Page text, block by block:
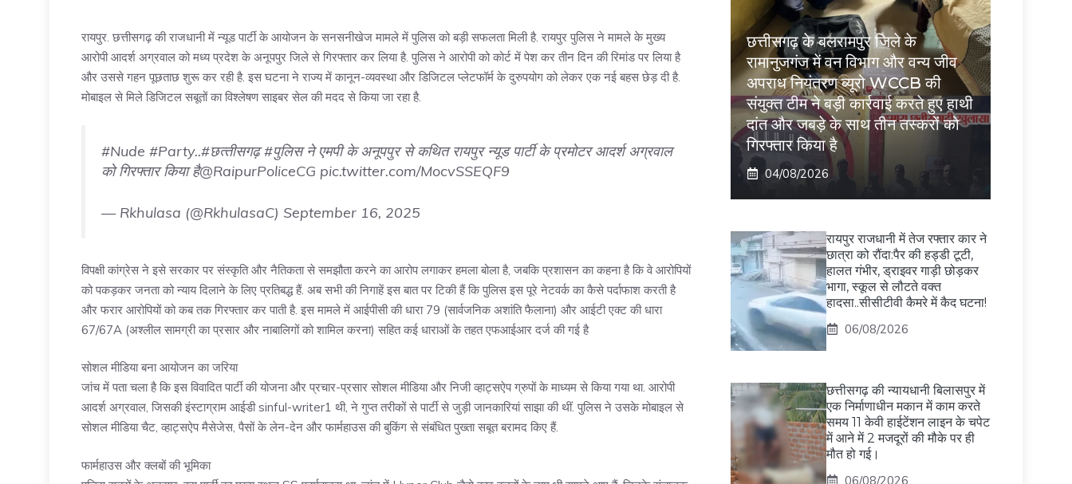
रायपुर. छत्तीसगढ़ की राजधानी में न्यूड पार्टी के आयोजन के सनसनीखेज मामले में पुलिस को बड़ी सफलता मिली है. रायपुर पुलिस ने मामले के मुख्य
आरोपी आदर्श अग्रवाल को मध्य प्रदेश के अनूपपुर जिले से गिरफ्तार कर लिया है. पुलिस ने आरोपी को कोर्ट में पेश कर तीन दिन की रिमांड पर लिया है
और उससे गहन पूछताछ शुरू कर रही है. इस घटना ने राज्य में कानून-व्यवस्था और डिजिटल प्लेटफॉर्म के दुरुपयोग को लेकर एक नई बहस छेड़ दी है.
मोबाइल से मिले डिजिटल सबूतों का विश्लेषण साइबर सेल की मदद से किया जा रहा है.
#Nude #Party..#छत्‍तीसगढ़ #पुलिसने एमपी के अनूपपुर से कथित रायपुर न्यूड पार्टी के प्रमोटर आदर्श अग्रवाल
को गिरफ्तार किया है@RaipurPoliceCG pic.twitter.com/MocvSSEQF9
— Rkhulasa (@RkhulasaC) September 16, 2025
विपक्षी कांग्रेस ने इसे सरकार पर संस्कृति और नैतिकता से समझौता करने का आरोप लगाकर हमला बोला है, जबकि प्रशासन का कहना है कि वे आरोपियों
को पकड़कर जनता को न्याय दिलाने के लिए प्रतिबद्ध हैं. अब सभी की निगाहें इस बात पर टिकी हैं कि पुलिस इस पूरे नेटवर्क का कैसे पर्दाफाश करती है
और फरार आरोपियों को कब तक गिरफ्तार कर पाती है. इस मामले में आईपीसी की धारा 79 (सार्वजनिक अशांति फैलाना) और आईटी एक्ट की धारा
67/67A (अश्लील सामग्री का प्रसार और नाबालिगों को शामिल करना) सहित कई धाराओं के तहत एफआईआर दर्ज की गई है
सोशल मीडिया बना आयोजन का जरिया
जांच में पता चला है कि इस विवादित पार्टी की योजना और प्रचार-प्रसार सोशल मीडिया और निजी व्हाट्सऐप ग्रुपों के माध्यम से किया गया था. आरोपी
आदर्श अग्रवाल, जिसकी इंस्टाग्राम आईडी sinful-writer1 थी, ने गुप्त तरीकों से पार्टी से जुड़ी जानकारियां साझा की थीं. पुलिस ने उसके मोबाइल से
सोशल मीडिया चैट, व्हाट्सऐप मैसेजेस, पैसों के लेन-देन और फार्महाउस की बुकिंग से संबंधित पुख्ता सबूत बरामद किए हैं.
फार्महाउस और क्लबों की भूमिका
छत्तीसगढ़ के बलरामपुर जिले के
रामानुजगंज में वन विभाग और वन्य जीव
अपराध नियंत्रण ब्यूरो WCCB की
संयुक्त टीम ने बड़ी कार्रवाई करते हुए हाथी
दांत और जबड़े के साथ तीन तस्करों को
गिरफ्तार किया है
04/08/2026
रायपुर राजधानी में तेज रफ्तार कार ने
छात्रा को रौंदा:पैर की हड्डी टूटी,
हालत गंभीर, ड्राइवर गाड़ी छोड़कर
भागा, स्कूल से लौटते वक्त
हादसा..सीसीटीवी कैमरे में कैद घटना!
06/08/2026
छत्तीसगढ़ की न्यायधानी बिलासपुर में
एक निर्माणाधीन मकान में काम करते
समय 11 केवी हाईटेंशन लाइन के चपेट
में आने में 2 मजदूरों की मौके पर ही
मौत हो गई।
06/08/2026